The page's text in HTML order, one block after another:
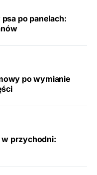
po panelach:
po wymianie
w przychodni: